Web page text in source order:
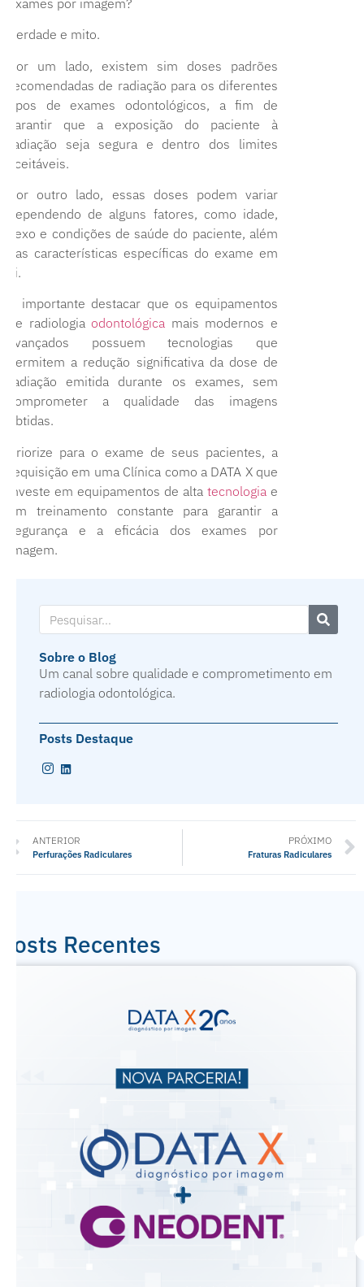
Verdade e mito.
Por um lado, existem sim doses padrões
recomendadas de radiação para os diferentes
tipos de exames odontológicos, a fim de
garantir que a exposição do paciente à
radiação seja segura e dentro dos limites
aceitáveis.
Por outro lado, essas doses podem variar
dependendo de alguns fatores, como idade,
sexo e condições de saúde do paciente, além
das características específicas do exame em
si.
É importante destacar que os equipamentos
de radiologiaodontológica mais modernos e
avançados possuem tecnologias que
permitem a redução significativa da dose de
radiação emitida durante os exames, sem
comprometer a qualidade das imagens
obtidas.
Priorize para o exame de seus pacientes, a
requisição em uma Clínica como a DATA X que
investe em equipamentos de alta tecnologia e
em treinamento constante para garantir a
segurança e a eficácia dos exames por
imagem.
Sobre o Blog
Um canal sobre qualidade e comprometimento em
radiologia odontológica.
Posts Destaque
ANTERIOR
Perfurações Radiculares
PRÓXIMO
Fraturas Radiculares
Posts Recentes